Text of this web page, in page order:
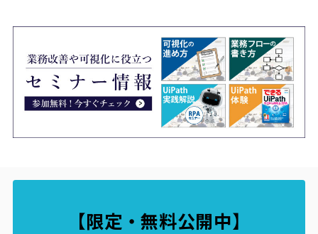
【限定・無料公開中】